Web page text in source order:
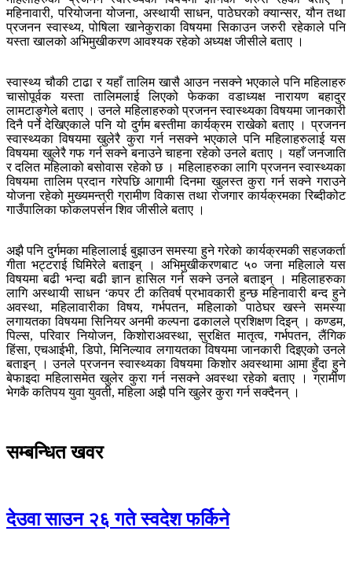
महिनावारी, परियोजना योजना, अस्थायी साधन, पाठेघरको क्यान्सर, यौन तथा
प्रजनन स्वास्थ्य, पोषिला खानेकुराका विषयमा सिकाउन जरुरी रहेकाले पनि
यस्ता खालको अभिमुखीकरण आवश्यक रहेको अध्यक्ष जीसीले बताए ।
स्वास्थ्य चौकी टाढा र यहाँ तालिम खासै आउन नसक्ने भएकाले पनि महिलाहरु
चासोपूर्वक यस्ता तालिमलाई लिएको फेकका वडाध्यक्ष नारायण बहादुर
लामटाङ्गेले बताए । उनले महिलाहरुको प्रजनन स्वास्थ्यका विषयमा जानकारी
दिनै पर्ने देखिएकाले पनि यो दुर्गम बस्तीमा कार्यक्रम राखेको बताए । प्रजनन
स्वास्थ्यका विषयमा खुलेरै कुरा गर्न नसक्ने भएकाले पनि महिलाहरुलाई यस
विषयमा खुलेरै गफ गर्न सक्ने बनाउने चाहना रहेको उनले बताए । यहाँ जनजाति
र दलित महिलाको बसोवास रहेको छ । महिलाहरुका लागि प्रजनन स्वास्थ्यका
विषयमा तालिम प्रदान गरेपछि आगामी दिनमा खुलस्त कुरा गर्न सक्ने गराउने
योजना रहेको मुख्यमन्त्री ग्रामीण विकास तथा रोजगार कार्यक्रमका रिब्दीकोट
गाउँपालिका फोकलपर्सन शिव जीसीले बताए ।
अझै पनि दुर्गमका महिलालाई बुझाउन समस्या हुने गरेको कार्यक्रमकी सहजकर्ता
गीता भट्टराई घिमिरेले बताइन् । अभिमुखीकरणबाट ५० जना महिलाले यस
विषयमा बढी भन्दा बढी ज्ञान हासिल गर्न सक्ने उनले बताइन् । महिलाहरुका
लागि अस्थायी साधन ‘कपर टी कतिवर्ष प्रभावकारी हुन्छ महिनावारी बन्द हुने
अवस्था, महिलावारीका विषय, गर्भपतन, महिलाको पाठेघर खस्ने समस्या
लगायतका विषयमा सिनियर अनमी कल्पना ढकालले प्रशिक्षण दिइन् । कण्डम,
पिल्स, परिवार नियोजन, किशोराअवस्था, सुरक्षित मातृत्व, गर्भपतन, लैंगिक
हिंसा, एचआईभी, डिपो, मिनिल्याव लगायतका विषयमा जानकारी दिइएको उनले
बताइन् । उनले प्रजनन स्वास्थ्यका विषयमा किशोर अवस्थामा आमा हुँदा हुने
बेफाइदा महिलासमेत खुलेर कुरा गर्न नसक्ने अवस्था रहेको बताए । ग्रामीण
भेगकै कतिपय युवा युवती, महिला अझै पनि खुलेर कुरा गर्न सक्दैनन् ।
सम्बन्धित खवर
देउवा साउन २६ गते स्वदेश फर्किने